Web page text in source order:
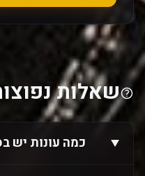
שאלות
כמה עונות יש